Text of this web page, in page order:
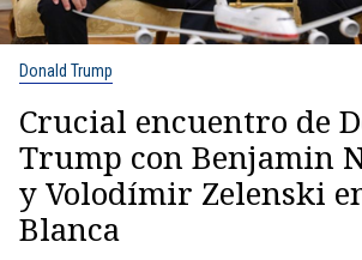
Donald Trump
Crucial encuentro de
Trump con Benjamin
y Volodímir Zelenski
Blanca